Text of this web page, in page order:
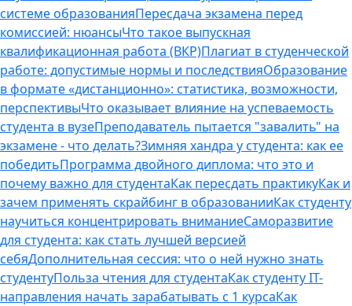
системе образованияПересдача экзамена перед
комиссией: нюансыЧто такое выпускная
квалификационная работа (ВКР)Плагиат в студенческой
работе: допустимые нормы и последствияОбразование
в формате «дистанционно»: статистика, возможности,
перспективыЧто оказывает влияние на успеваемость
студента в вузеПреподаватель пытается "завалить" на
экзамене - что делать?Зимняя хандра у студента: как ее
победитьПрограмма двойного диплома: что это и
почему важно для студентаКак пересдать практикуКак и
зачем применять скрайбинг в образованииКак студенту
научиться концентрировать вниманиеСаморазвитие
для студента: как стать лучшей версией
себяДополнительная сессия: что о ней нужно знать
студентуПольза чтения для студентаКак студенту IT-
направления начать зарабатывать с 1 курсаКак